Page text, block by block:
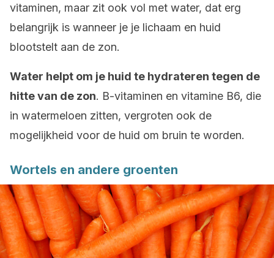
vitaminen, maar zit ook vol met water, dat erg
belangrijk is wanneer je je lichaam en huid
blootstelt aan de zon.
Water helpt om je huid te hydrateren tegen de
hitte van de zon. B-vitaminen en vitamine B6, die
in watermeloen zitten, vergroten ook de
mogelijkheid voor de huid om bruin te worden.
Wortels en andere groenten